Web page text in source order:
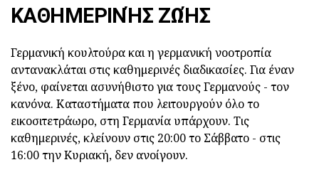
ΚΑΘΗΜΕΡΙΝΉΣ ΖΩΉΣ
Γερμανική κουλτούρα και η γερμανική νοοτροπία
αντανακλάται στις καθημερινές διαδικασίες. Για έναν
ξένο, φαίνεται ασυνήθιστο για τους Γερμανούς - τον
κανόνα. Καταστήματα που λειτουργούν όλο το
εικοσιτετράωρο, στη Γερμανία υπάρχουν. Τις
καθημερινές, κλείνουν στις 20:00 το Σάββατο - στις
16:00 την Κυριακή, δεν ανοίγουν.